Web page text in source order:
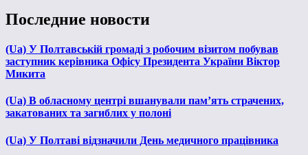
Последние новости
(Ua) У Полтавській громаді з робочим візитом побував
заступник керівника Офісу Президента України Віктор
Микита
(Ua) В обласному центрі вшанували пам’ять страчених,
закатованих та загиблих у полоні
(Ua) У Полтаві відзначили День медичного працівника